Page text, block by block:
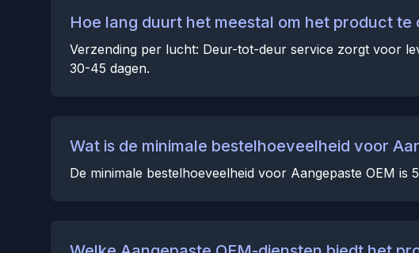
Hoe lang duurt het meestal om het product
Verzending per lucht: Deur-tot-deur service zorgt voor
30-45 dagen.
Wat is de minimale bestelhoeveelheid voor
De minimale bestelhoeveelheid voor Aangepaste OEM is